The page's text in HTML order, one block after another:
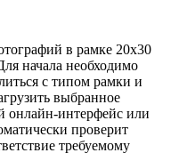
в рамке 20х30
начала необходимо
с типом рамки и
выбранное
онлайн-интерфейс или
проверит
требуемому